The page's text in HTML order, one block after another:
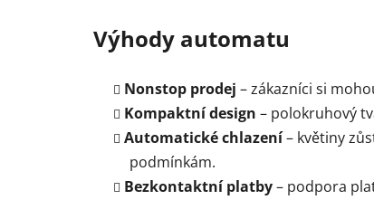
Výhody automatu
Nonstop prodej – zákazníci si
Kompaktní design – polokruhový
Automatické chlazení– květiny
podmínkám.
Bezkontaktní platby– podpora